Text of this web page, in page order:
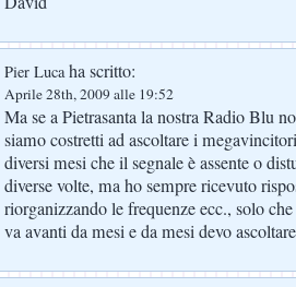
Pier Lucaha scritto:
Aprile 28th, 2009 alle 19:52
Ma se a Pietrasanta la nostra Radio Blu
siamo costretti ad ascoltare i
diversi mesi che il segnale è assente o
diverse volte, ma ho sempre ricevuto
riorganizzando le frequenze ecc., solo
va avanti da mesi e da mesi devo